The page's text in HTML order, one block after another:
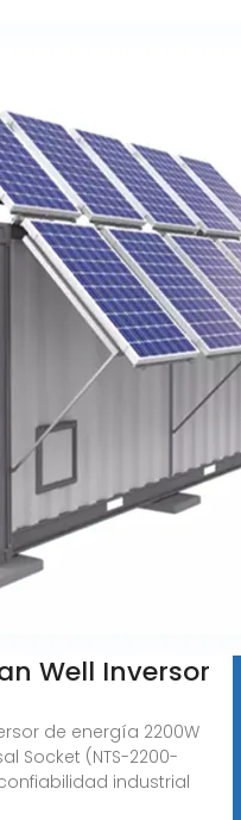
Well Inversor
de energía 2200W
Socket (NTS-2200-
industrial